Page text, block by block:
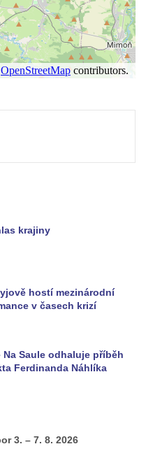
v
v parku
Na
v
na
v
Na
krajiny
hostí mezinárodní
v časech krizí
Na Saule odhaluje příběh
Ferdinanda Náhlíka
3. – 7. 8. 2026